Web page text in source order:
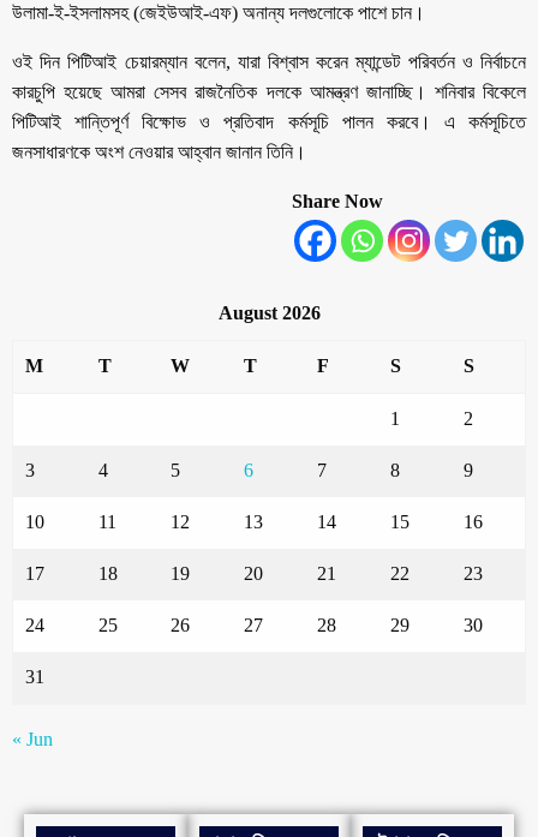
উলামা-ই-ইসলামসহ (জেইউআই-এফ) অনান্য দলগুলোকে পাশে চান।
ওই দিন পিটিআই চেয়ারম্যান বলেন, যারা বিশ্বাস করেন ম্যান্ডেট পরিবর্তন ও নির্বাচনে
কারচুপি হয়েছে আমরা সেসব রাজনৈতিক দলকে আমন্ত্রণ জানাচ্ছি। শনিবার বিকেলে
পিটিআই শান্তিপূর্ণ বিক্ষোভ ও প্রতিবাদ কর্মসূচি পালন করবে। এ কর্মসূচিতে
জনসাধারণকে অংশ নেওয়ার আহ্বান জানান তিনি।
Share Now
August 2026
M T W T F S S
1 2
3 4 5 6 7 8 9
10 11 12 13 14 15 16
17 18 19 20 21 22 23
24 25 26 27 28 29 30
31
« Jun